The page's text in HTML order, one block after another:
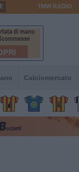
TMW RADIO
Calciomercato